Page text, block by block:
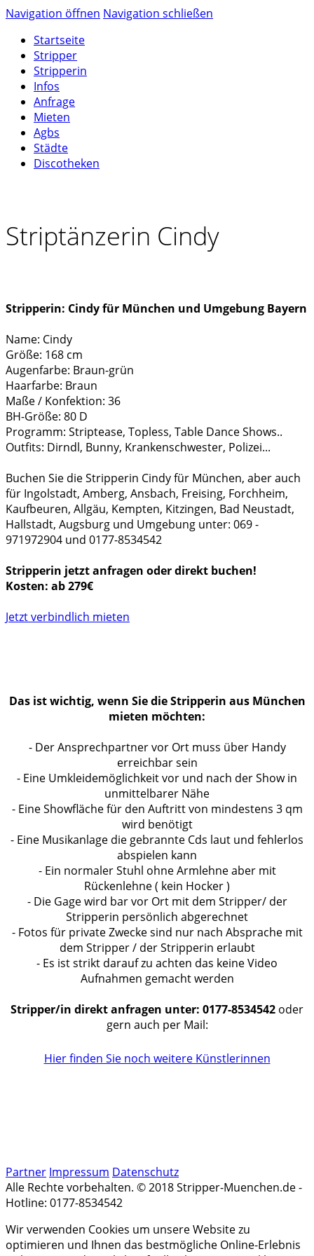
Navigation öffnen Navigation schließen
Startseite
Stripper
Stripperin
Infos
Anfrage
Mieten
Agbs
Städte
Discotheken
Striptänzerin Cindy
Stripperin: Cindy für München und Umgebung Bayern
Name: Cindy
Größe: 168 cm
Augenfarbe: Braun-grün
Haarfarbe: Braun
Maße / Konfektion: 36
BH-Größe: 80 D
Programm: Striptease, Topless, Table Dance Shows..
Outfits: Dirndl, Bunny, Krankenschwester, Polizei...
Buchen Sie die Stripperin Cindy für München, aber auch
für Ingolstadt, Amberg, Ansbach, Freising, Forchheim,
Kaufbeuren, Allgäu, Kempten, Kitzingen, Bad Neustadt,
Hallstadt, Augsburg und Umgebung unter: 069 -
971972904 und 0177-8534542
Stripperin jetzt anfragen oder direkt buchen!
Kosten: ab 279€
Jetzt verbindlich mieten
Das ist wichtig, wenn Sie die Stripperin aus München
mieten möchten:
- Der Ansprechpartner vor Ort muss über Handy
erreichbar sein
- Eine Umkleidemöglichkeit vor und nach der Show in
unmittelbarer Nähe
- Eine Showfläche für den Auftritt von mindestens 3 qm
wird benötigt
- Eine Musikanlage die gebrannte Cds laut und fehlerlos
abspielen kann
- Ein normaler Stuhl ohne Armlehne aber mit
Rückenlehne ( kein Hocker )
- Die Gage wird bar vor Ort mit dem Stripper/ der
Stripperin persönlich abgerechnet
- Fotos für private Zwecke sind nur nach Absprache mit
dem Stripper / der Stripperin erlaubt
- Es ist strikt darauf zu achten das keine Video
Aufnahmen gemacht werden
Stripper/in direkt anfragen unter: 0177-8534542 oder
gern auch per Mail:
Hier finden Sie noch weitere Künstlerinnen
Partner Impressum Datenschutz
Alle Rechte vorbehalten. © 2018 Stripper-Muenchen.de -
Hotline: 0177-8534542
Wir verwenden Cookies um unsere Website zu
optimieren und Ihnen das bestmögliche Online-Erlebnis